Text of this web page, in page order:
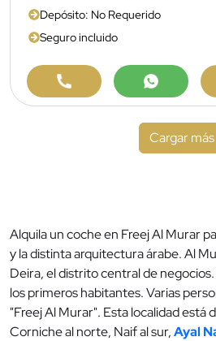
Depósito: No Requerido
Seguro incluido
Cargar más
Alquila un coche en Freej Al Murar
y la distinta arquitectura árabe. Al
Deira, el distrito central de
los primeros habitantes. Varias
"Freej Al Murar". Esta localidad está
Corniche al norte, Naif al sur,Ayal